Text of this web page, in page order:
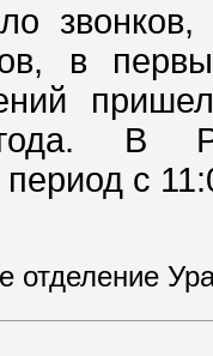
в
В
с
отделение